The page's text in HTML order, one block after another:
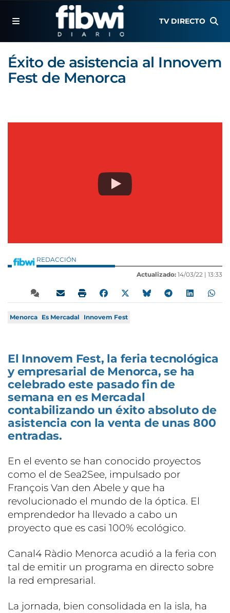
TV DIRECTO
Éxito de asistencia al Innovem
Fest de Menorca
REDACCIÓN
Actualizado: 14/03/22 | 13:33
Menorca Es Mercadal Innovem Fest
El Innovem Fest, la feria tecnológica
y empresarial de Menorca, se ha
celebrado este pasado fin de
semana en es Mercadal
contabilizando un éxito absoluto de
asistencia con la venta de unas 800
entradas.
En el evento se han conocido proyectos
como el de Sea2See, impulsado por
François Van den Abele y que ha
revolucionado el mundo de la óptica. El
emprendedor ha llevado a cabo un
proyecto que es casi 100% ecológico.
Canal4 Ràdio Menorca acudió a la feria con
tal de emitir un programa en directo sobre
la red empresarial.
La jornada, bien consolidada en la isla, ha